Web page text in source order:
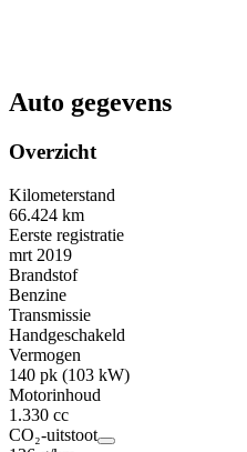
Auto gegevens
Overzicht
Kilometerstand
66.424 km
Eerste registratie
mrt 2019
Brandstof
Benzine
Transmissie
Handgeschakeld
Vermogen
140 pk (103 kW)
Motorinhoud
1.330 cc
CO₂-uitstoot